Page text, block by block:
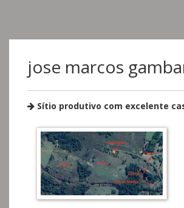
jose marcos
Sítio produtivo com excelente